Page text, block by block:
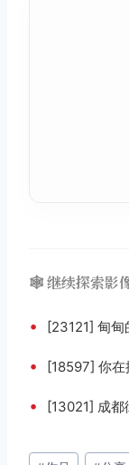
🕸️ 继续探索影
• [23121] 甸甸
• [18597] 你在
• [13021] 成都
文